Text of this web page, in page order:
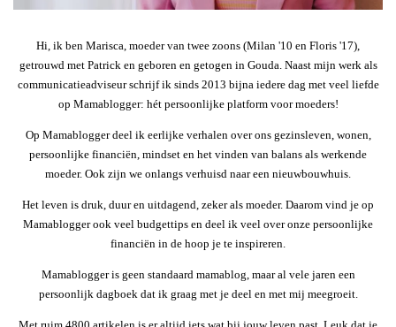
Hi, ik ben Marisca, moeder van twee zoons (Milan '10 en Floris '17),
getrouwd met Patrick en geboren en getogen in Gouda. Naast mijn werk als
communicatieadviseur schrijf ik sinds 2013 bijna iedere dag met veel liefde
op Mamablogger: hét persoonlijke platform voor moeders!
Op Mamablogger deel ik eerlijke verhalen over ons gezinsleven, wonen,
persoonlijke financiën, mindset en het vinden van balans als werkende
moeder. Ook zijn we onlangs verhuisd naar een nieuwbouwhuis.
Het leven is druk, duur en uitdagend, zeker als moeder. Daarom vind je op
Mamablogger ook veel budgettips en deel ik veel over onze persoonlijke
financiën in de hoop je te inspireren.
Mamablogger is geen standaard mamablog, maar al vele jaren een
persoonlijk dagboek dat ik graag met je deel en met mij meegroeit.